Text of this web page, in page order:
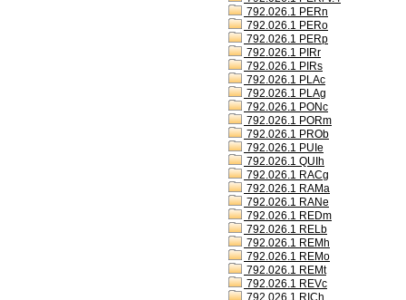
792.026.1 PERn
792.026.1 PERo
792.026.1 PERp
792.026.1 PIRr
792.026.1 PIRs
792.026.1 PLAc
792.026.1 PLAg
792.026.1 PONc
792.026.1 PORm
792.026.1 PROb
792.026.1 PUIe
792.026.1 QUIh
792.026.1 RACg
792.026.1 RAMa
792.026.1 RANe
792.026.1 REDm
792.026.1 RELb
792.026.1 REMh
792.026.1 REMo
792.026.1 REMt
792.026.1 REVc
792.026.1 RICh